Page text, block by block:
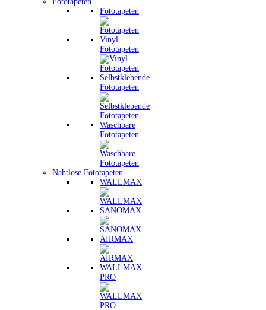
Fototapeten
Vinyl
Fototapeten
Selbstklebende
Fototapeten
Waschbare
Fototapeten
Nahtlose Fototapeten
WALLMAX
SANOMAX
AIRMAX
WALLMAX
PRO